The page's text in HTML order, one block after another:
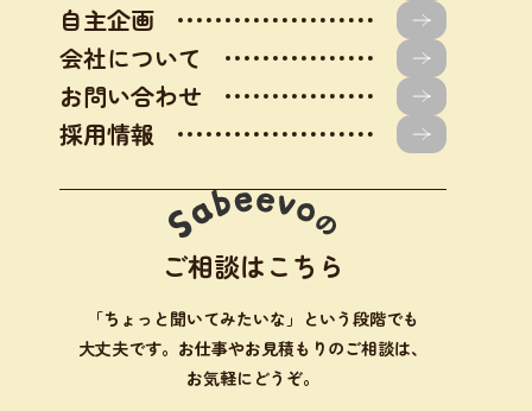
自主企画
会社について
お問い合わせ
採用情報
ご相談はこちら
「ちょっと聞いてみたいな」という段階でも
大丈夫です。お仕事やお見積もりのご相談は、
お気軽にどうぞ。